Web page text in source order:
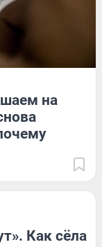
на
Как сёла